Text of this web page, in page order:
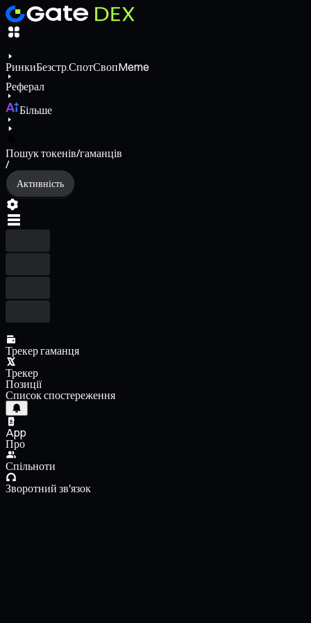
РинкиБезстр.СпотСвопMeme
Реферал
Більше
Пошук токенів/гаманців
/
Активність
Трекер гаманця
Трекер
Позиції
Список спостереження
App
Про
Спільноти
Зворотний зв'язок